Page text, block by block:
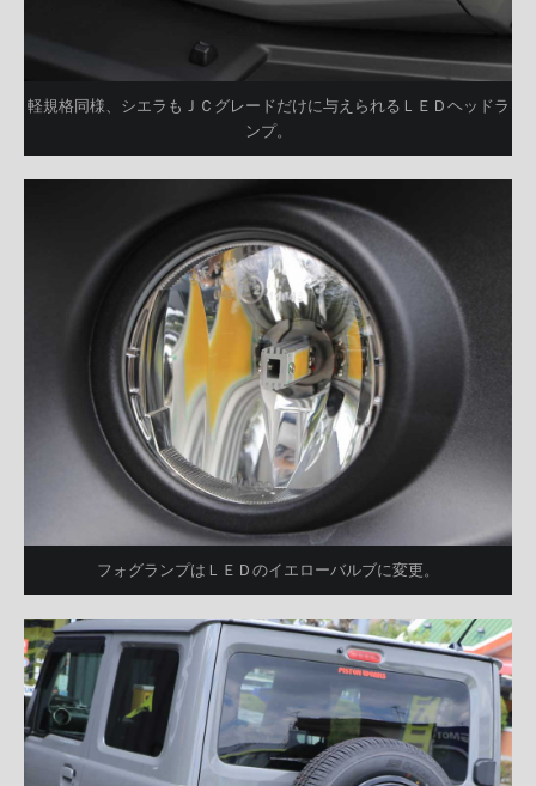
軽規格同様、シエラもＪＣグレードだけに与えられるＬＥＤヘッドラ
ンプ。
フォグランプはＬＥＤのイエローバルブに変更。